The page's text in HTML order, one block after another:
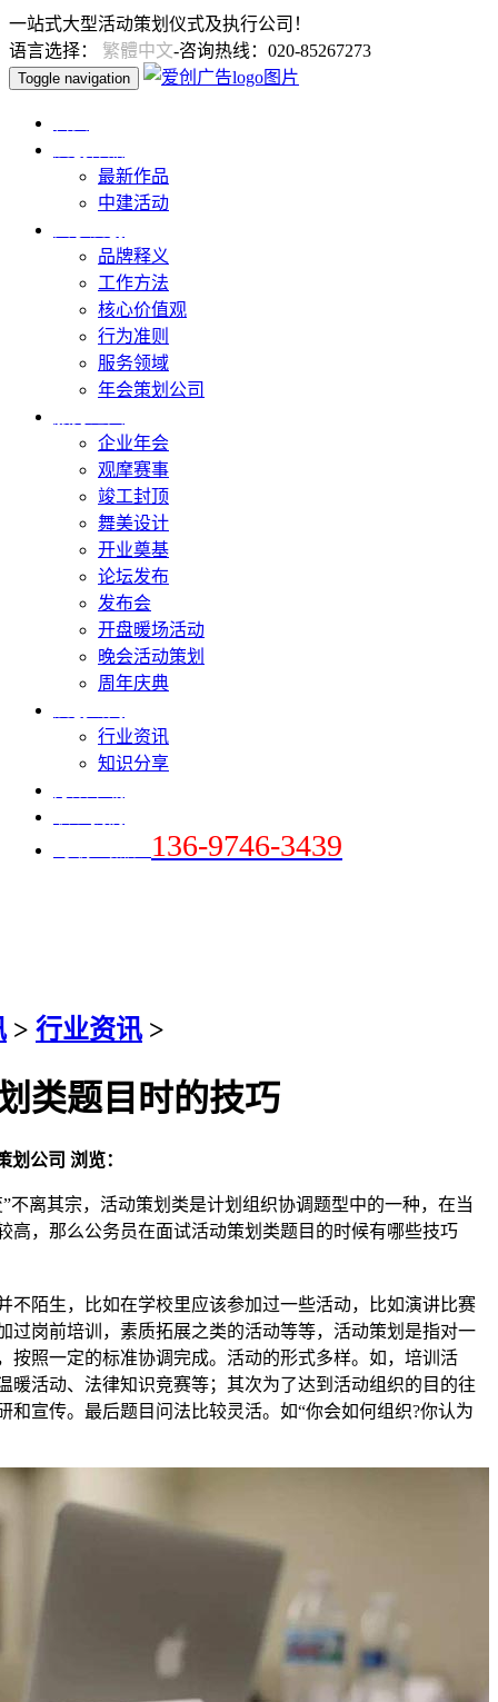
一站式大型活动策划仪式及执行公司！
语言选择： 繁體中文-咨询热线：020-85267273
Toggle navigation
最新作品
中建活动
品牌释义
工作方法
核心价值观
行为准则
服务领域
年会策划公司
企业年会
观摩赛事
竣工封顶
舞美设计
开业奠基
论坛发布
发布会
开盘暖场活动
晚会活动策划
周年庆典
行业资讯
知识分享
136-9746-3439
> 行业资讯>
类题目时的技巧
划公司 浏览：
离其宗，活动策划类是计划组织协调题型中的一种，在当
高，那么公务员在面试活动策划类题目的时候有哪些技巧
陌生，比如在学校里应该参加过一些活动，比如演讲比赛
过岗前培训，素质拓展之类的活动等等，活动策划是指对一
按照一定的标准协调完成。活动的形式多样。如，培训活
暖活动、法律知识竞赛等；其次为了达到活动组织的目的往
和宣传。最后题目问法比较灵活。如“你会如何组织?你认为